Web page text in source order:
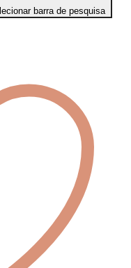
barra de pesquisa